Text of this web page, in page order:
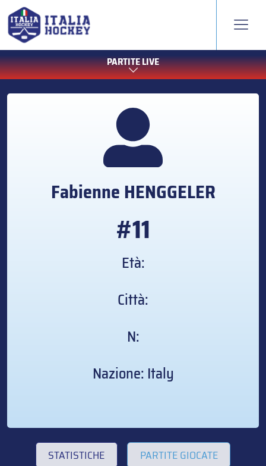
PARTITE LIVE
FabienneHENGGELER
#11
Età:
Città:
N:
Nazione: Italy
STATISTICHE PARTITE GIOCATE